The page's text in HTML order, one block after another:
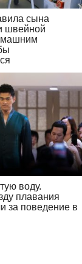
сына
швейной
воду.
плавания
за поведение в